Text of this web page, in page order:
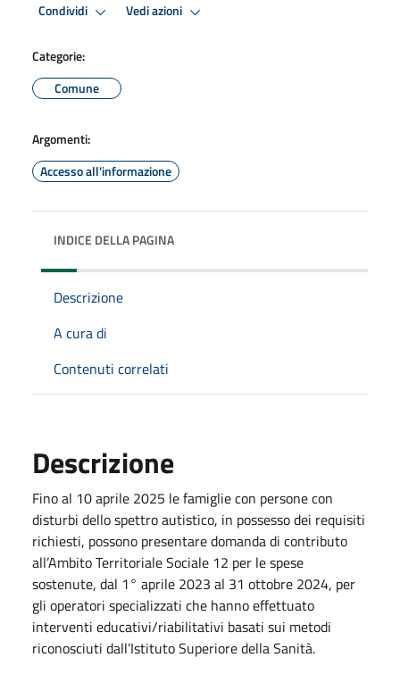
Condividi Vedi azioni
Categorie:
Comune
Argomenti:
Accesso all'informazione
INDICE DELLA PAGINA
Descrizione
A cura di
Contenuti correlati
Descrizione
Fino al 10 aprile 2025 le famiglie con persone con
disturbi dello spettro autistico, in possesso dei requisiti
richiesti, possono presentare domanda di contributo
all’Ambito Territoriale Sociale 12 per le spese
sostenute, dal 1° aprile 2023 al 31 ottobre 2024, per
gli operatori specializzati che hanno effettuato
interventi educativi/riabilitativi basati sui metodi
riconosciuti dall’Istituto Superiore della Sanità.